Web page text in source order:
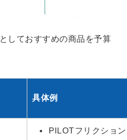
しておすすめの商品を予算
具体例
PILOTフリクショ